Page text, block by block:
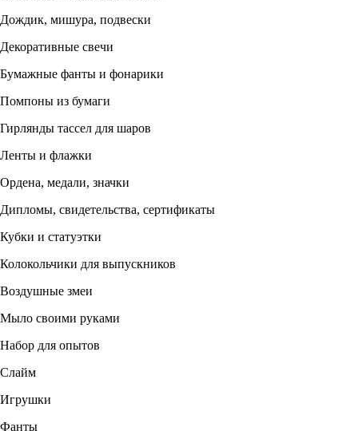
Дождик, мишура, подвески
Декоративные свечи
Бумажные фанты и фонарики
Помпоны из бумаги
Гирлянды тассел для шаров
Ленты и флажки
Ордена, медали, значки
Дипломы, свидетельства, сертификаты
Кубки и статуэтки
Колокольчики для выпускников
Воздушные змеи
Мыло своими руками
Набор для опытов
Слайм
Игрушки
Фанты